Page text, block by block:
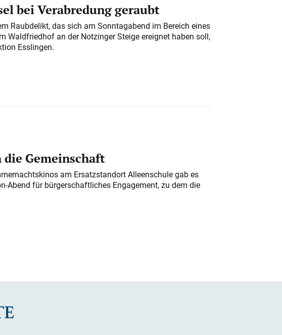
bei Verabredung geraubt
Raubdelikt, das sich am Sonntagabend im Bereich eines
Waldfriedhof an der Notzinger Steige ereignet haben soll,
Esslingen.
Gemeinschaft
am Ersatzstandort Alleenschule gab es
Abend für bürgerschaftliches Engagement, zu dem die